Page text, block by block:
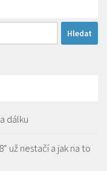
dálku
už nestačí a jak na to